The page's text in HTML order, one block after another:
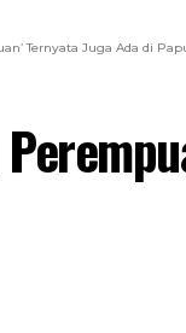
Ternyata Juga Ada di